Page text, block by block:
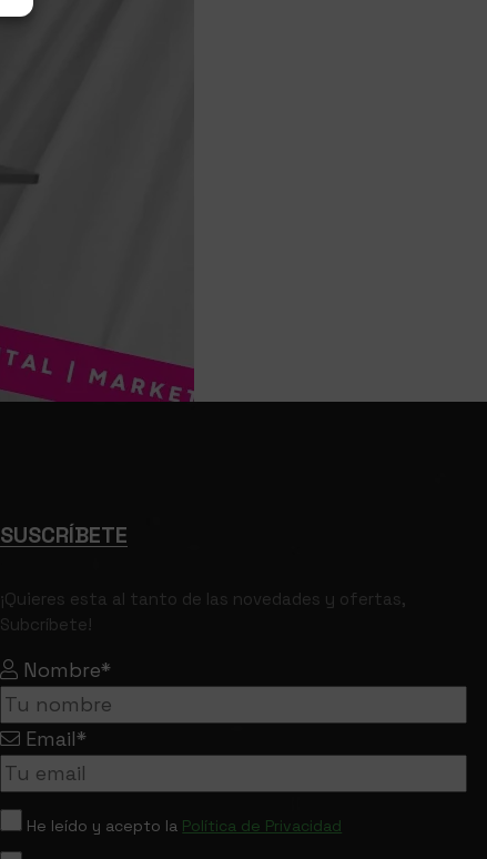
SUSCRÍBETE
¡Quieres esta al tanto de las novedades y ofertas,
Subcríbete!
Nombre*
Email*
He leído y acepto la Política de Privacidad